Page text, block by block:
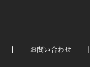
お問い合わせ